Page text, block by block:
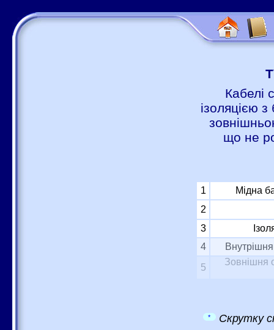
Кабелі
ізоляцією з
що не
1
Мідна
2
3
4
Внутрішня
5
Зовнішня
* Скрутку